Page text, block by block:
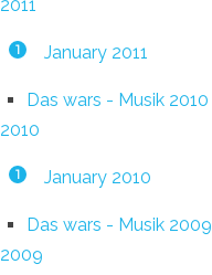
2011
1 January 2011
Das wars - Musik 2010
2010
1 January 2010
Das wars - Musik 2009
2009